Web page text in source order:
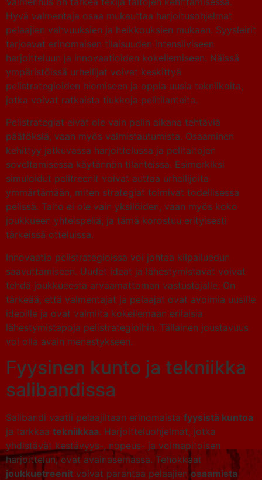
Hyvä valmentaja osaa mukauttaa harjoitusohjelmat
pelaajien vahvuuksien ja heikkouksien mukaan. Syysleirit
tarjoavat erinomaisen tilaisuuden intensiiviseen
harjoitteluun ja innovaatioiden kokeilemiseen. Näissä
ympäristöissä urheilijat voivat keskittyä
pelistrategioiden hiomiseen ja oppia uusia tekniikoita,
jotka voivat ratkaista tiukkoja pelitilanteita.
Pelistrategiat eivät ole vain pelin aikana tehtäviä
päätöksiä, vaan myös valmistautumista. Osaaminen
kehittyy jatkuvassa harjoittelussa ja pelitaitojen
soveltamisessa käytännön tilanteissa. Esimerkiksi
simuloidut pelitreenit voivat auttaa urheilijoita
ymmärtämään, miten strategiat toimivat todellisessa
pelissä. Taito ei ole vain yksilöiden, vaan myös koko
joukkueen yhteispeliä, ja tämä korostuu erityisesti
tärkeissä otteluissa.
Innovaatio pelistrategioissa voi johtaa kilpailuedun
saavuttamiseen. Uudet ideat ja lähestymistavat voivat
tehdä joukkueesta arvaamattoman vastustajalle. On
tärkeää, että valmentajat ja pelaajat ovat avoimia uusille
ideoille ja ovat valmiita kokeilemaan erilaisia
lähestymistapoja pelistrategioihin. Tällainen joustavuus
voi olla avain menestykseen.
Fyysinen kunto ja tekniikka
salibandissa
Salibandi vaatii pelaajiltaan erinomaista fyysistä kuntoa
ja tarkkaa tekniikkaa. Harjoitteluohjelmat, jotka
yhdistävät kestävyys-, nopeus- ja voimapitoisen
harjoittelun, ovat avainasemassa. Tehokkaat
joukkuetreenit voivat parantaa pelaajienosaamista